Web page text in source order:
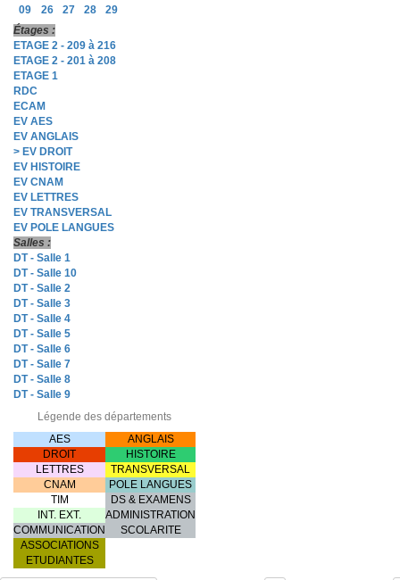
09 26 27 28
29
Étages :
ETAGE 2 - 209 à 216
ETAGE 2 - 201 à 208
ETAGE 1
RDC
ECAM
EV AES
EV ANGLAIS
> EV DROIT
EV HISTOIRE
EV CNAM
EV LETTRES
EV TRANSVERSAL
EV POLE LANGUES
Salles :
DT - Salle 1
DT - Salle 10
DT - Salle 2
DT - Salle 3
DT - Salle 4
DT - Salle 5
DT - Salle 6
DT - Salle 7
DT - Salle 8
DT - Salle 9
Légende des départements
AES
ANGLAIS
DROIT
HISTOIRE
LETTRES
TRANSVERSAL
CNAM
POLE LANGUES
TIM
DS & EXAMENS
INT. EXT.
ADMINISTRATION
COMMUNICATION
SCOLARITE
ASSOCIATIONS
ETUDIANTES